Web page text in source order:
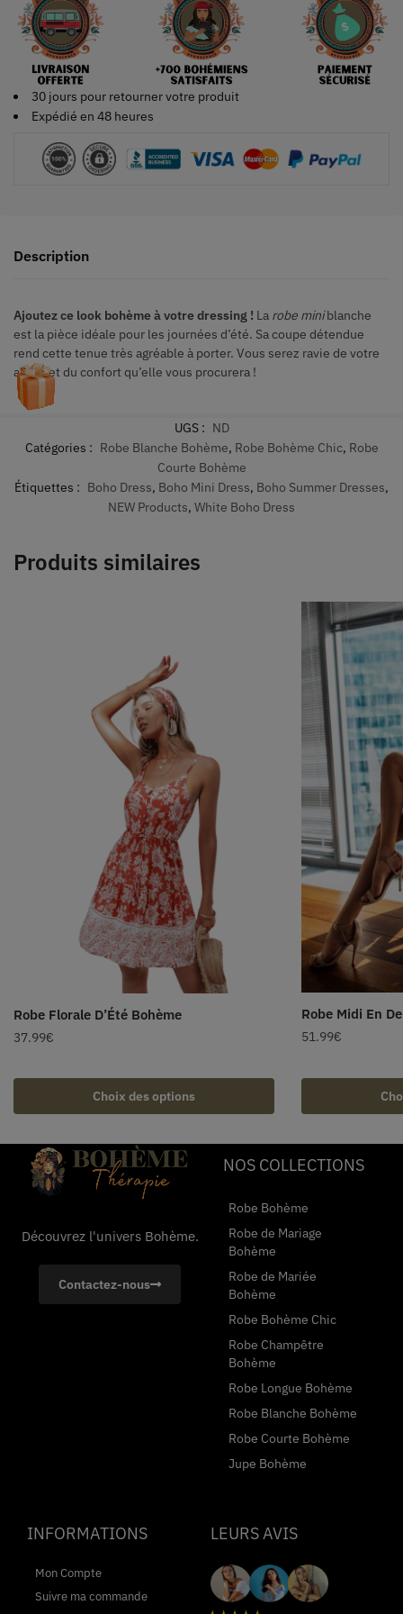
30 jours pour retourner votre produit
Expédié en 48 heures
Description
Ajoutez ce look bohème à votre dressing ! La robe miniblanche
est la pièce idéale pour les journées d’été. Sa coupe détendue
rend cette tenue très agréable à porter. Vous serez ravie de votre
allure et du confort qu’elle vous procurera !
UGS : ND
Catégories : Robe Blanche Bohème, Robe Bohème Chic, Robe
Courte Bohème
Étiquettes : Boho Dress, Boho Mini Dress, Boho Summer Dresses,
NEW Products, White Boho Dress
Produits similaires
Robe Florale D’Été Bohème
37.99€
Choix des options
Robe Midi En
51.99€
Découvrez l'univers Bohème.
Contactez-nous
NOS COLLECTIONS
Robe Bohème
Robe de Mariage
Bohème
Robe de Mariée
Bohème
Robe Bohème Chic
Robe Champêtre
Bohème
Robe Longue Bohème
Robe Blanche Bohème
Robe Courte Bohème
Jupe Bohème
INFORMATIONS
Mon Compte
Suivre ma commande
LEURS AVIS